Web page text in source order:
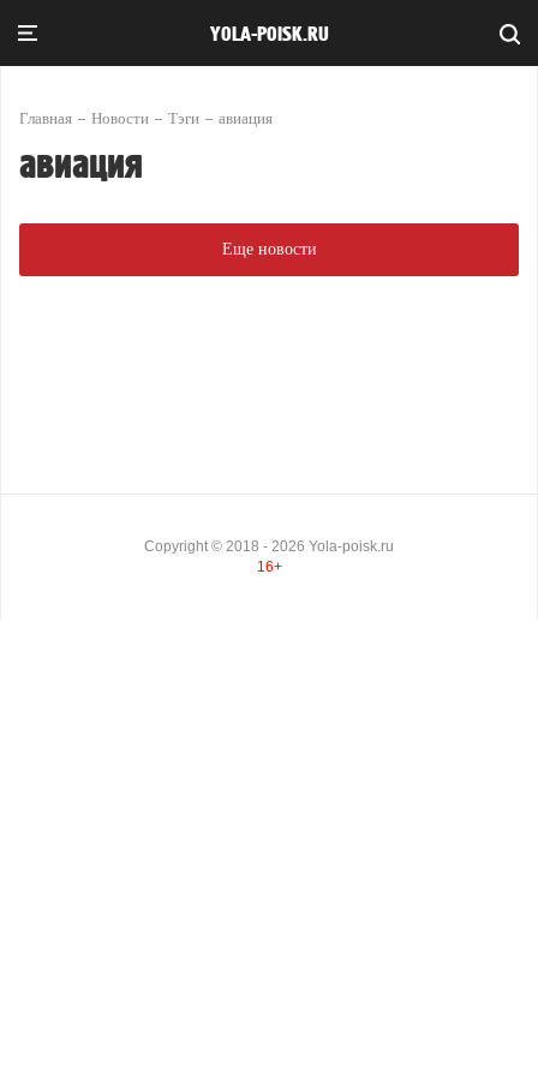
YOLA-POISK.RU
Главная Новости Тэги авиация
авиация
Еще новости
Copyright © 2018 - 2026 Yola-poisk.ru
16+